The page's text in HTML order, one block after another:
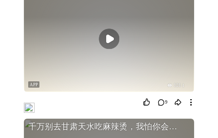
121
APP
9
千万别去甘肃天水吃麻辣烫，我怕你会上瘾！